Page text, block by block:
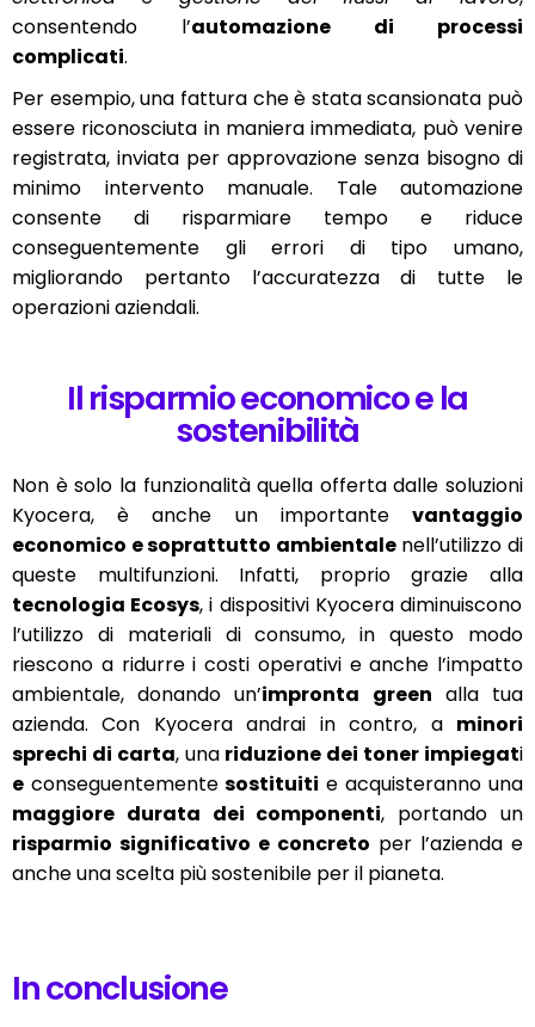
consentendo l’automazione di processi
complicati.
Per esempio, una fattura che è stata scansionata può
essere riconosciuta in maniera immediata, può venire
registrata, inviata per approvazione senza bisogno di
minimo intervento manuale. Tale automazione
consente di risparmiare tempo e riduce
conseguentemente gli errori di tipo umano,
migliorando pertanto l’accuratezza di tutte le
operazioni aziendali.
Il risparmio economico e la
sostenibilità
Non è solo la funzionalità quella offerta dalle soluzioni
Kyocera, è anche un importante vantaggio
economico e soprattutto ambientalenell’utilizzo di
queste multifunzioni. Infatti, proprio grazie alla
tecnologia Ecosys, i dispositivi Kyocera diminuiscono
l’utilizzo di materiali di consumo, in questo modo
riescono a ridurre i costi operativi e anche l’impatto
ambientale, donando un’impronta green alla tua
azienda. Con Kyocera andrai in contro, a minori
sprechi di carta, una riduzione dei toner impiegati
e conseguentemente sostituiti e acquisteranno una
maggiore durata dei componenti, portando un
risparmio significativo e concreto per l’azienda e
anche una scelta più sostenibile per il pianeta.
In conclusione